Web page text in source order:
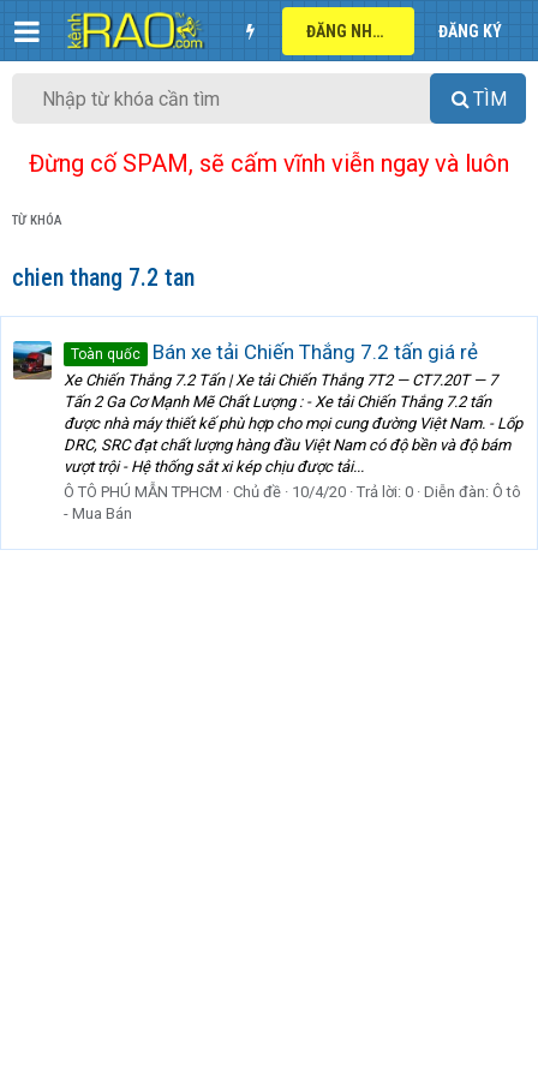
ĐĂNG NHẬP ĐĂNG KÝ
TÌM
Đừng cố SPAM, sẽ cấm vĩnh viễn ngay và luôn
TỪ KHÓA
chien thang 7.2 tan
Toàn quốc Bán xe tải Chiến Thắng 7.2 tấn giá rẻ
Xe Chiến Thắng 7.2 Tấn | Xe tải Chiến Thắng 7T2 — CT7.20T — 7
Tấn 2 Ga Cơ Mạnh Mẽ Chất Lượng : - Xe tải Chiến Thắng 7.2 tấn
được nhà máy thiết kế phù hợp cho mọi cung đường Việt Nam. - Lốp
DRC, SRC đạt chất lượng hàng đầu Việt Nam có độ bền và độ bám
vượt trội - Hệ thống sắt xi kép chịu được tải...
Ô TÔ PHÚ MẪN TPHCM
Chủ đề 10/4/20 Trả lời: 0 Diễn đàn: Ô tô
- Mua Bán